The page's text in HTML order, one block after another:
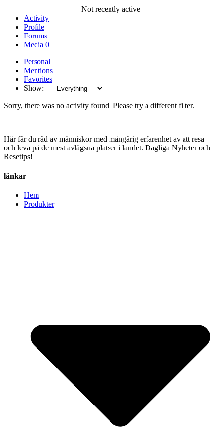
Not recently active
Activity
Profile
Forums
Media 0
Personal
Mentions
Favorites
Show:
Sorry, there was no activity found. Please try a different filter.
Här får du råd av människor med mångårig erfarenhet av att resa
och leva på de mest avlägsna platser i landet. Dagliga Nyheter och
Resetips!
länkar
Hem
Produkter